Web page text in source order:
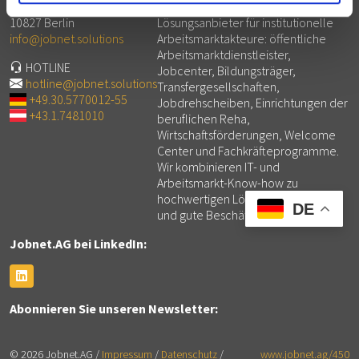
Kolonnenstraße 8
10827 Berlin
info@jobnet.solutions
HOTLINE
hotline@jobnet.solutions
+49.30.5770012-55
+43.1.7481010
Die Jobnet.AG ist ein IT-
Lösungsanbieter für institutionelle
Arbeitsmarktakteure: öffentliche
Arbeitsmarktdienstleister,
Jobcenter, Bildungsträger,
Transfergesellschaften,
Jobdrehscheiben, Einrichtungen der
beruflichen Reha,
Wirtschaftsförderungen, Welcome
Center und Fachkräfteprogramme.
Wir kombinieren IT- und
Arbeitsmarkt-Know-how zu
hochwertigen Lösungen für mehr
und gute Beschäftigung.
Jobnet.AG bei LinkedIn:
Abonnieren Sie unseren Newsletter:
© 2026 Jobnet.AG / Impressum / Datenschutz / www.jobnet.ag/450
DE